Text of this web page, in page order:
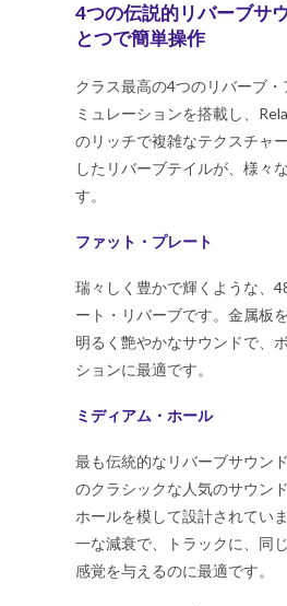
4つの伝説的リバーブサ
とつで簡単操作
クラス最高の4つのリバーブ
ミュレーションを搭載し、
のリッチで複雑なテクスチャ
したリバーブテイルが、様々
す。
ファット・プレート
瑞々しく豊かで輝くような、
ート・リバーブです。金属板
明るく艶やかなサウンドで、
ションに最適です。
ミディアム・ホール
最も伝統的なリバーブサウン
のクラシックな人気のサウン
ホールを模して設計されてい
一な減衰で、トラックに、同
感覚を与えるのに最適です。